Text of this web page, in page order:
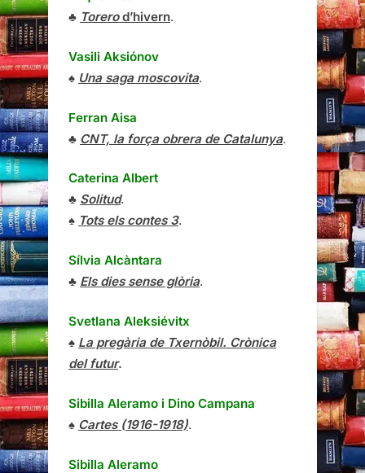
♣ Torerod’hivern.
Vasili Aksiónov
♠ Una saga moscovita.
Ferran Aisa
♣ CNT, la força obrera de Catalunya.
Caterina Albert
♣ Solitud.
♠ Tots els contes 3.
Sílvia Alcàntara
♣ Els dies sense glòria.
Svetlana Aleksiévitx
♠ La pregària de Txernòbil. Crònica
del futur.
Sibilla Aleramo i Dino Campana
♠ Cartes (1916-1918).
Sibilla Aleramo